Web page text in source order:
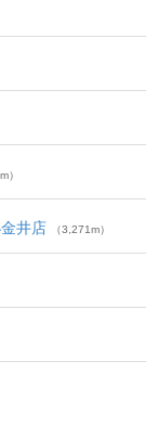
）
井店 （3,271m）